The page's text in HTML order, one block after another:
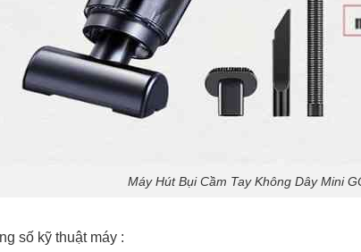
Máy Hút Bụi Cầm Tay Không Dây Mini
số kỹ thuật máy :